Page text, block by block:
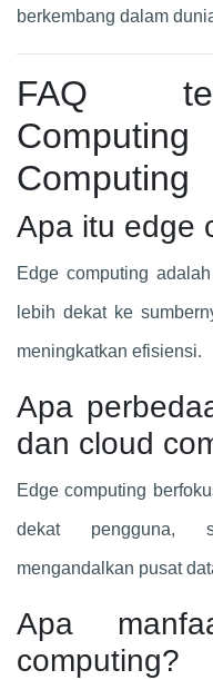
berkembang dalam
FAQ
Computing
Apa itu edge
Edge computing
lebih dekat ke
meningkatkan efisiensi.
Apa
dan cloud
Edge computing
dekat pengguna,
mengandalkan pusat
Apa
computing?